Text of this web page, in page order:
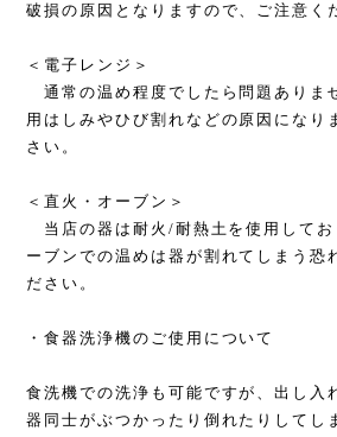
破損の原因となりますので、ご注意く
＜電子レンジ＞
通常の温め程度でしたら問題ありま
用はしみやひび割れなどの原因になり
さい。
＜直火・オーブン＞
当店の器は耐火/耐熱土を使用してお
ーブンでの温めは器が割れてしまう恐
ださい。
・食器洗浄機のご使用について
食洗機での洗浄も可能ですが、出し入
器同士がぶつかったり倒れたりしてし